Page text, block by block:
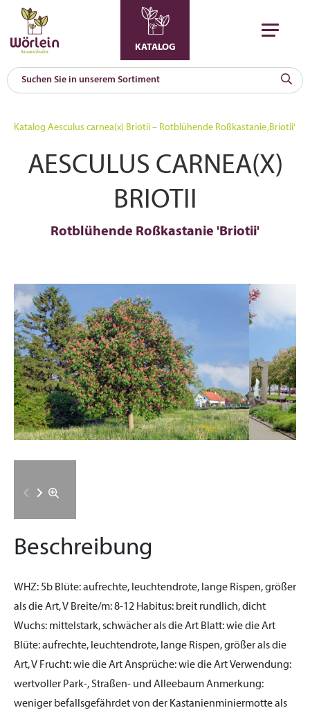
KATALOG
Katalog Aesculus carnea(x) Briotii – Rotblühende Roßkastanie ‚Briotii‘
AESCULUS CARNEA(X)
BRIOTII
Rotblühende Roßkastanie 'Briotii'
Beschreibung
WHZ:5b Blüte:aufrechte, leuchtendrote, lange Rispen, größer
als die Art, V Breite/m:8-12 Habitus: breit rundlich, dicht
Wuchs: mittelstark, schwächer als die Art Blatt:wie die Art
Blüte:aufrechte, leuchtendrote, lange Rispen, größer als die
Art, V Frucht:wie die ArtAnsprüche:wie die ArtVerwendung:
wertvoller Park-, Straßen- und AlleebaumAnmerkung:
weniger befallsgefährdet von der Kastanienminiermotte als